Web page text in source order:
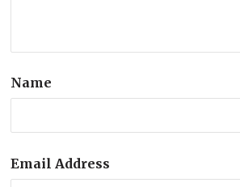
Name
Email Address